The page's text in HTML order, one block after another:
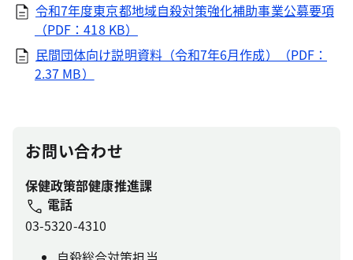
令和7年度東京都地域自殺対策強化補助事業公募要項
（PDF：418 KB）
民間団体向け説明資料（令和7年6月作成）（PDF：
2.37 MB）
お問い合わせ
保健政策部健康推進課
電話
03-5320-4310